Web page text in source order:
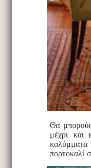
Θα
μέχρι και
καλύμματα
πορτοκαλί